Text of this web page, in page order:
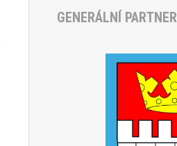
GENERÁLNÍ PARTNER